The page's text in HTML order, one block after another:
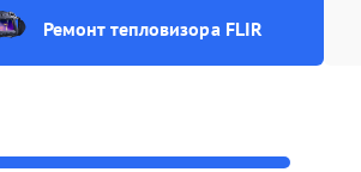
(восстановление)
Ремонт тепловизора FLIR